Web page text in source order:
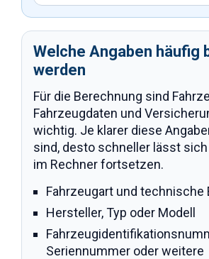
Welche Angaben häufig
werden
Für die Berechnung sind
Fahrzeugdaten und
wichtig. Je klarer diese
sind, desto schneller lässt sich
im Rechner fortsetzen.
Fahrzeugart und technische
Hersteller, Typ oder Modell
Seriennummer oder weitere